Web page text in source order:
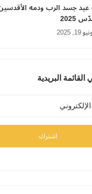
جسد الرب ودمه
2025
19, 2025
البريدية
اشترك